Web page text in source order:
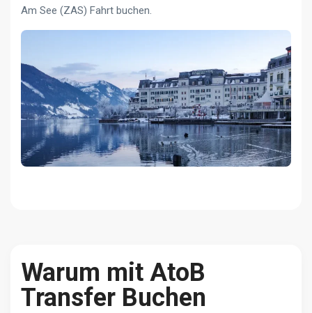
Am See (ZAS) Fahrt buchen.
Warum mit AtoB
Transfer Buchen